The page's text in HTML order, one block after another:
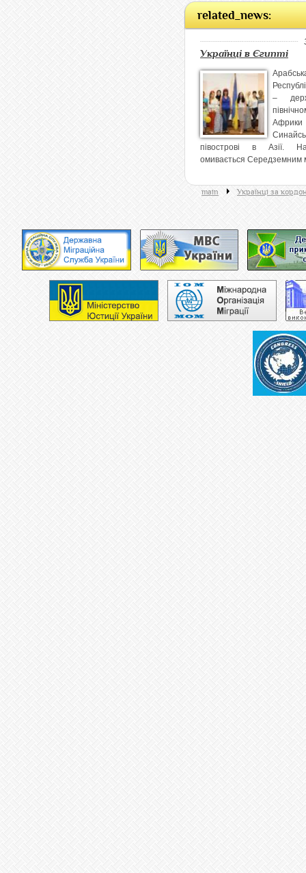
related_news:
Українці в Єгипті
–
півострові в Азії.
омивається Середземним
main Українці за